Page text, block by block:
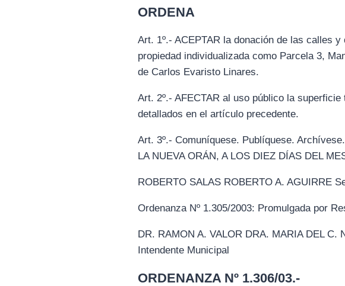
ORDENA
Art. 1º.- ACEPTAR la donación de las calles
propiedad individualizada como Parcela 3,
de Carlos Evaristo Linares.
Art. 2º.- AFECTAR al uso público la
detallados en el artículo precedente.
Art. 3º.- Comuníquese. Publíquese.
LA NUEVA ORÁN, A LOS DIEZ DÍAS DEL
ROBERTO SALAS ROBERTO A. AGUIRRE
Ordenanza Nº 1.305/2003: Promulgada por
DR. RAMON A. VALOR DRA. MARIA DEL C.
Intendente Municipal
ORDENANZA Nº 1.306/03.-